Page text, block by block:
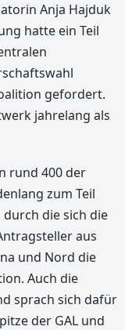
Anja Hajduk
hatte ein Teil
gefordert.
jahrelang als
rund 400 der
zum Teil
die sich die
aus
und Nord die
Auch die
sprach sich dafür
der GAL und